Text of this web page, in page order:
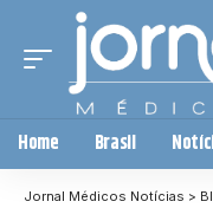
Home Brasil
Jornal Médicos Notícias >